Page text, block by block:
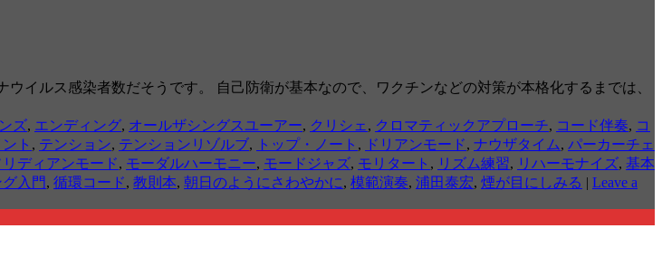
イルス感染者数だそうです。 自己防衛が基本なので、ワクチンなどの対策が本格化するまでは、
ズ, エンディング, オールザシングスユーアー, クリシェ , クロマティックアプローチ, コード伴奏, コ
ト , テンション, テンションリゾルブ, トップ・ノート , ドリアンモード, ナウザタイム, パーカーチェ
リディアンモード, モーダルハーモニー, モードジャズ, モリタート , リズム練習, リハーモナイズ, 基本
入門, 循環コード, 教則本, 朝日のようにさわやかに, 模範演奏, 浦田泰宏, 煙が目にしみる | Leave a